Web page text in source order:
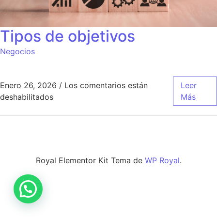
Tipos de objetivos
Negocios
Enero 26, 2026 / Los comentarios están
deshabilitadosen Tipos de objetivos
Leer
Más
Royal Elementor Kit Tema de WP Royal.